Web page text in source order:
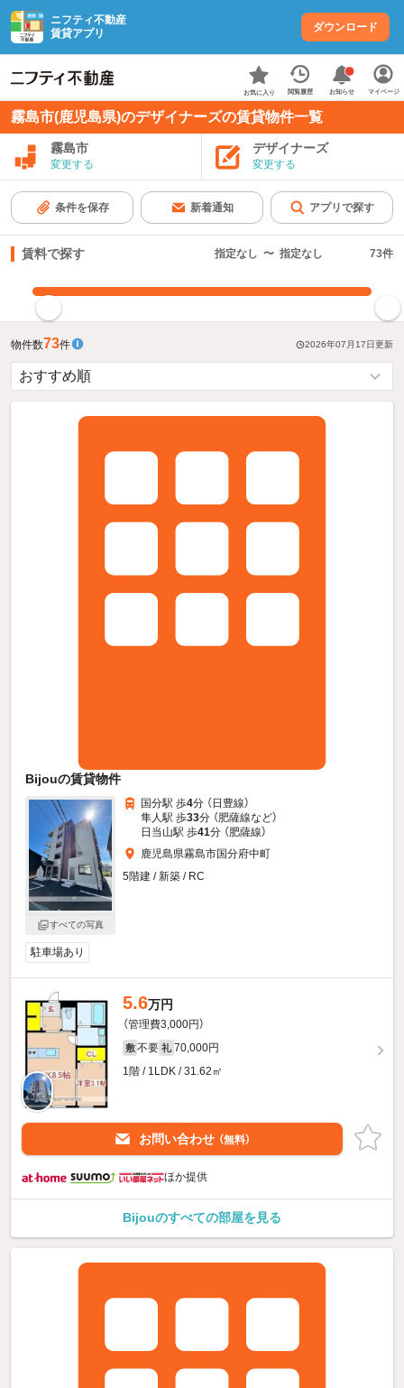
ニフティ不動産
賃貸アプリ
ダウンロード
お気に入り 閲覧履歴 お知らせ マイページ
霧島市(鹿児島県)のデザイナーズの賃貸物件一覧
霧島市
変更する
デザイナーズ
変更する
条件を保存 新着通知 アプリで探す
賃料で探す 指定なし 〜 指定なし 73件
物件数73件 2026年07月17日更新
Bijouの賃貸物件
すべての写真
国分駅 歩4分 （日豊線）
隼人駅 歩33分 （肥薩線など）
日当山駅 歩41分 （肥薩線）
鹿児島県霧島市国分府中町
5階建 / 新築 / RC
駐車場あり
5.6万円
（管理費3,000円）
敷 不要 礼 70,000円
1階 / 1LDK / 31.62㎡
お問い合わせ （無料）
ほか提供
Bijouのすべての部屋を見る